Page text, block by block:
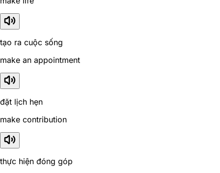
tạo ra cuộc sống
make an appointment
đặt lịch hẹn
make contribution
thực hiện đóng góp